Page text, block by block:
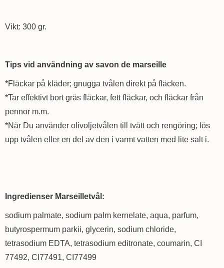
Vikt: 300 gr.
Tips vid användning av savon de marseille
*Fläckar på kläder; gnugga tvålen direkt på fläcken.
*Tar effektivt bort gräs fläckar, fett fläckar, och fläckar från
pennor m.m.
*När Du använder olivoljetvålen till tvätt och rengöring; lös
upp tvålen eller en del av den i varmt vatten med lite salt i.
Ingredienser Marseilletvål:
sodium palmate, sodium palm kernelate, aqua, parfum,
butyrospermum parkii, glycerin, sodium chloride,
tetrasodium EDTA, tetrasodium editronate, coumarin, CI
77492, CI77491, CI77499